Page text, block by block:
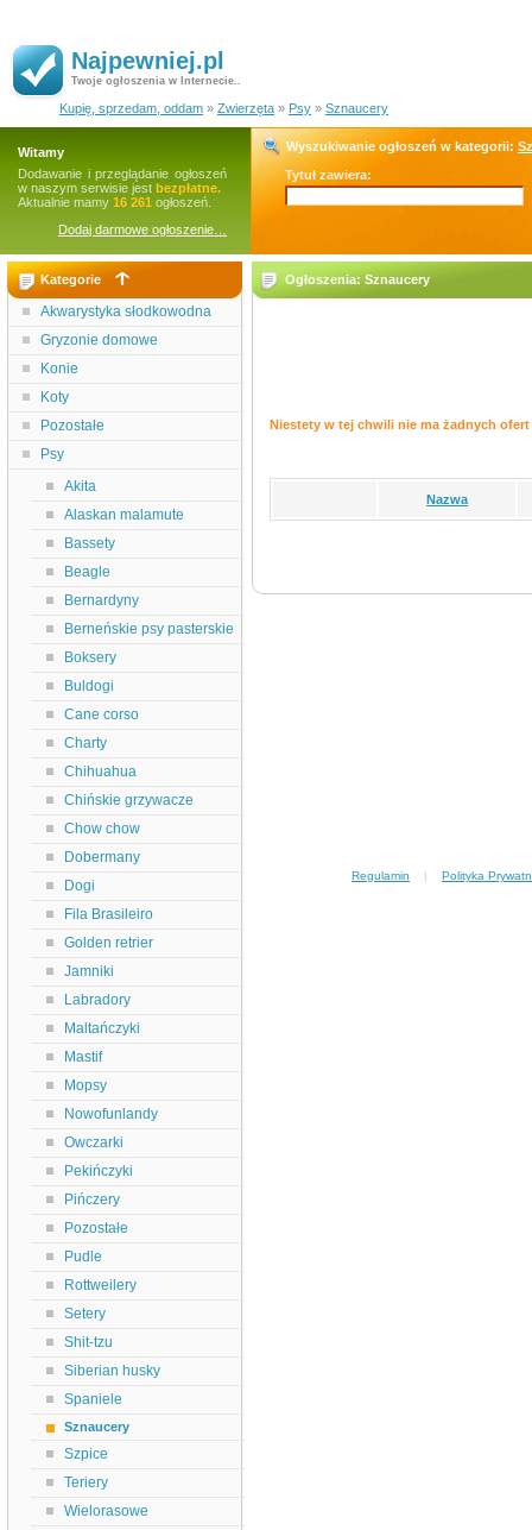
Najpewniej.pl
Twoje ogłoszenia w Internecie..
Kupię, sprzedam, oddam » Zwierzęta » Psy » Sznaucery
Witamy
Dodawanie i przeglądanie ogłoszeń
w naszym serwisie jest bezpłatne.
Aktualnie mamy 16 261 ogłoszeń.
Dodaj darmowe ogłoszenie…
Wyszukiwanie ogłoszeń w kategorii:
Tytuł zawiera:
Kategorie
Akwarystyka słodkowodna
Gryzonie domowe
Konie
Koty
Pozostałe
Psy
Akita
Alaskan malamute
Bassety
Beagle
Bernardyny
Berneńskie psy pasterskie
Boksery
Buldogi
Cane corso
Charty
Chihuahua
Chińskie grzywacze
Chow chow
Dobermany
Dogi
Fila Brasileiro
Golden retrier
Jamniki
Labradory
Maltańczyki
Mastif
Mopsy
Nowofunlandy
Owczarki
Pekińczyki
Pińczery
Pozostałe
Pudle
Rottweilery
Setery
Shit-tzu
Siberian husky
Spaniele
Sznaucery
Szpice
Teriery
Wielorasowe
Ogłoszenia: Sznaucery
Niestety w tej chwili nie ma żadnych
Nazwa
Regulamin | Polityka